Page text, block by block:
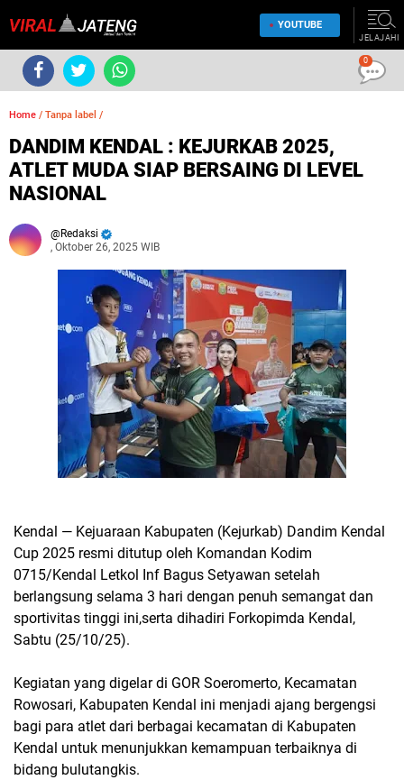
YOUTUBE
JELAJAHI
Home / Tanpa label /
DANDIM KENDAL : KEJURKAB 2025,
ATLET MUDA SIAP BERSAING DI LEVEL
NASIONAL
Redaksi
, Oktober 26, 2025 WIB
Kendal — Kejuaraan Kabupaten (Kejurkab) Dandim Kendal
Cup 2025 resmi ditutup oleh Komandan Kodim
0715/Kendal Letkol Inf Bagus Setyawan setelah
berlangsung selama 3 hari dengan penuh semangat dan
sportivitas tinggi ini,serta dihadiri Forkopimda Kendal,
Sabtu (25/10/25).
Kegiatan yang digelar di GOR Soeromerto, Kecamatan
Rowosari, Kabupaten Kendal ini menjadi ajang bergengsi
bagi para atlet dari berbagai kecamatan di Kabupaten
Kendal untuk menunjukkan kemampuan terbaiknya di
bidang bulutangkis.
0